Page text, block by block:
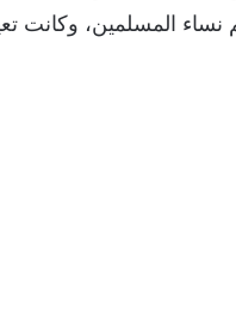
نساء المسلمين، وكانت